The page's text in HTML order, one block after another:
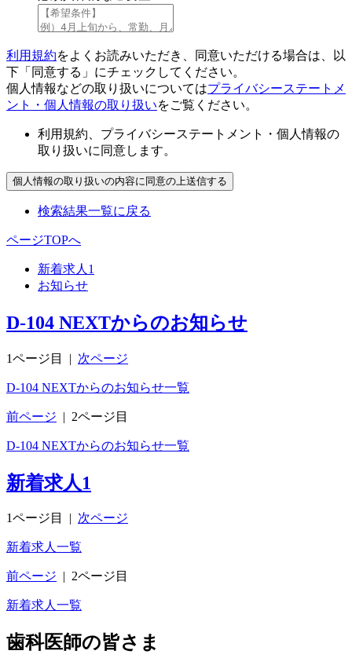
利用規約をよくお読みいただき、同意いただける場合は、以
下「同意する」にチェックしてください。
個人情報などの取り扱いについてはプライバシーステートメ
ント・個人情報の取り扱いをご覧ください。
利用規約、プライバシーステートメント・個人情報の
取り扱いに同意します。
検索結果一覧に戻る
ページTOPへ
新着求人 1
お知らせ
D-104 NEXTからのお知らせ
1ページ目 | 次ページ
D-104 NEXTからのお知らせ一覧
前ページ | 2ページ目
D-104 NEXTからのお知らせ一覧
新着求人1
1ページ目 次ページ
新着求人一覧
前ページ 2ページ目
新着求人一覧
歯科医師の皆さま